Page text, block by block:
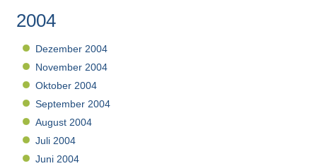
2004
Dezember 2004
November 2004
Oktober 2004
September 2004
August 2004
Juli 2004
Juni 2004